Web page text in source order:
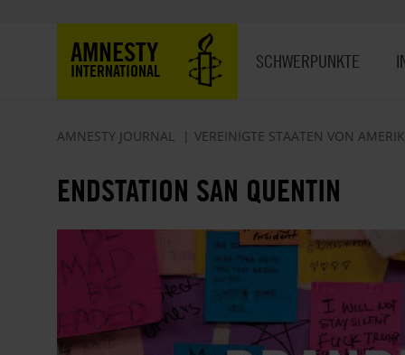
AMNESTY
INTERNATIONAL SCHWERPUNKTE
AMNESTY JOURNAL VEREINIGTE STAATEN VON
ENDSTATION SAN QUENTIN